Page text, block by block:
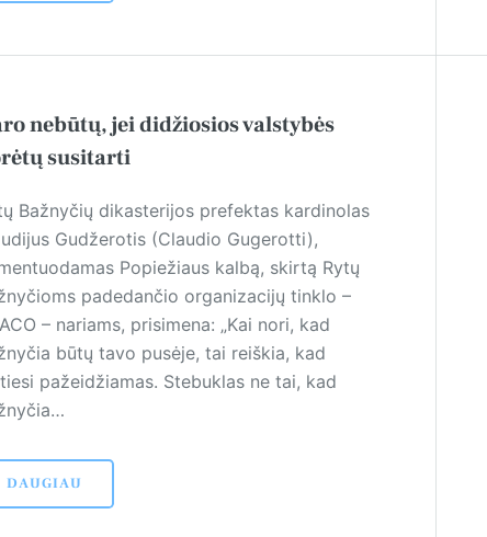
nebūtų, jei didžiosios valstybės
susitarti
Bažnyčių dikasterijos prefektas kardinolas
Gudžerotis (Claudio Gugerotti),
Popiežiaus kalbą, skirtą Rytų
padedančio organizacijų tinklo –
– nariams, prisimena: „Kai nori, kad
būtų tavo pusėje, tai reiškia, kad
pažeidžiamas. Stebuklas ne tai, kad
DAUGIAU